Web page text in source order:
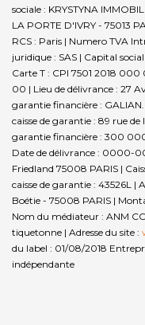
sociale : KRYSTYNA
LA PORTE D'IVRY - 75013
RCS : Paris | Numero TVA
juridique : SAS | Capital
Carte T : CPI 7501 2018
00 | Lieu de délivrance : 27
garantie financière : GALIAN.
caisse de garantie : 89 rue
garantie financière : 300
Date de délivrance : 0000-
Friedland 75008 PARIS |
caisse de garantie : 43526L |
Boétie - 75008 PARIS |
Nom du médiateur : ANM
tiquetonne | Adresse du site :
du label : 01/08/2018
indépendante